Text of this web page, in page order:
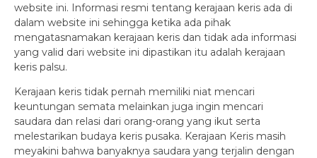
website ini. Informasi resmi tentang kerajaan keris ada di
dalam website ini sehingga ketika ada pihak
mengatasnamakan kerajaan keris dan tidak ada informasi
yang valid dari website ini dipastikan itu adalah kerajaan
keris palsu.
Kerajaan keris tidak pernah memiliki niat mencari
keuntungan semata melainkan juga ingin mencari
saudara dan relasi dari orang-orang yang ikut serta
melestarikan budaya keris pusaka. Kerajaan Keris masih
meyakini bahwa banyaknya saudara yang terjalin dengan